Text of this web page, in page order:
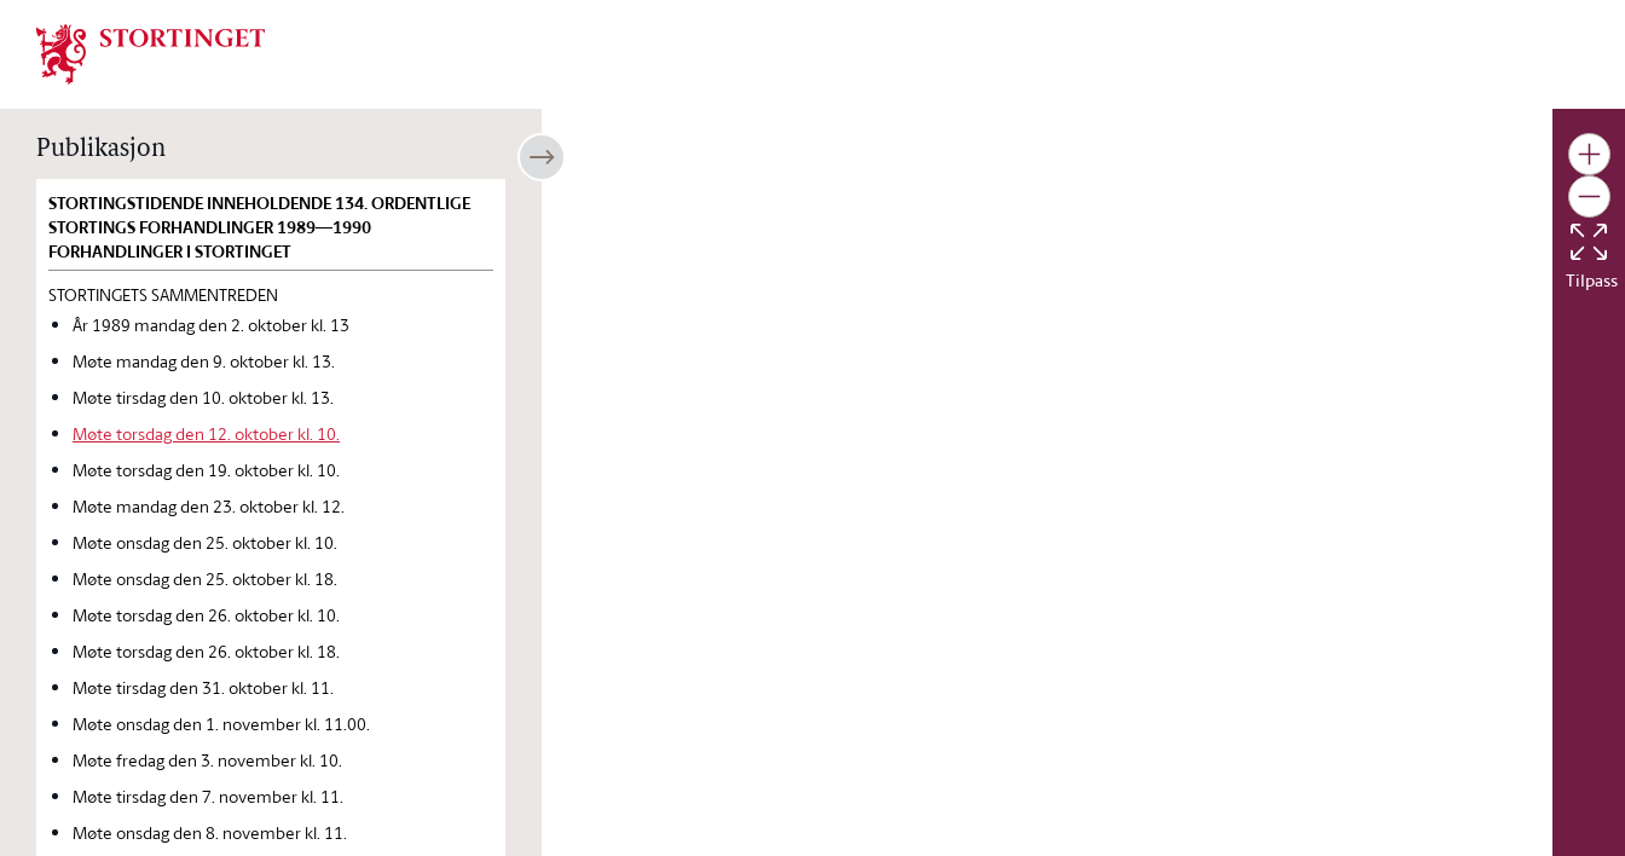
Stortinget.no
Publikasjon
STORTINGSTIDENDE INNEHOLDENDE 134. ORDENTLIGE
STORTINGS FORHANDLINGER 1989—1990
FORHANDLINGER I STORTINGET
STORTINGETS SAMMENTREDEN
År 1989 mandag den 2. oktober kl. 13
Møte mandag den 9. oktober kl. 13.
Møte tirsdag den 10. oktober kl. 13.
Møte torsdag den 12. oktober kl. 10.
Møte torsdag den 19. oktober kl. 10.
Møte mandag den 23. oktober kl. 12.
Møte onsdag den 25. oktober kl. 10.
Møte onsdag den 25. oktober kl. 18.
Møte torsdag den 26. oktober kl. 10.
Møte torsdag den 26. oktober kl. 18.
Møte tirsdag den 31. oktober kl. 11.
Møte onsdag den 1. november kl. 11.00.
Møte fredag den 3. november kl. 10.
Møte tirsdag den 7. november kl. 11.
Møte onsdag den 8. november kl. 11.